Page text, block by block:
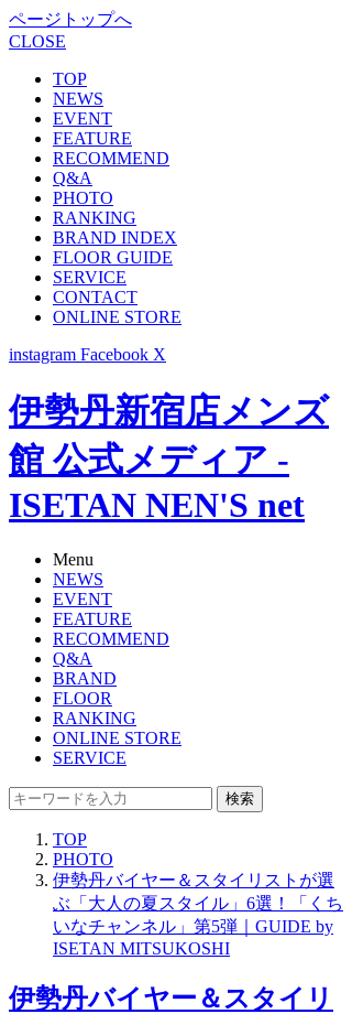
ページトップへ
CLOSE
TOP
NEWS
EVENT
FEATURE
RECOMMEND
Q&A
PHOTO
RANKING
BRAND INDEX
FLOOR GUIDE
SERVICE
CONTACT
ONLINE STORE
instagram Facebook X
伊勢丹新宿店メンズ
館 公式メディア -
ISETAN NEN'S net
Menu
NEWS
EVENT
FEATURE
RECOMMEND
Q&A
BRAND
FLOOR
RANKING
ONLINE STORE
SERVICE
検索
TOP
PHOTO
伊勢丹バイヤー＆スタイリストが選
ぶ「大人の夏スタイル」6選！「くち
いなチャンネル」第5弾｜GUIDE by
ISETAN MITSUKOSHI
伊勢丹バイヤー＆スタイリ